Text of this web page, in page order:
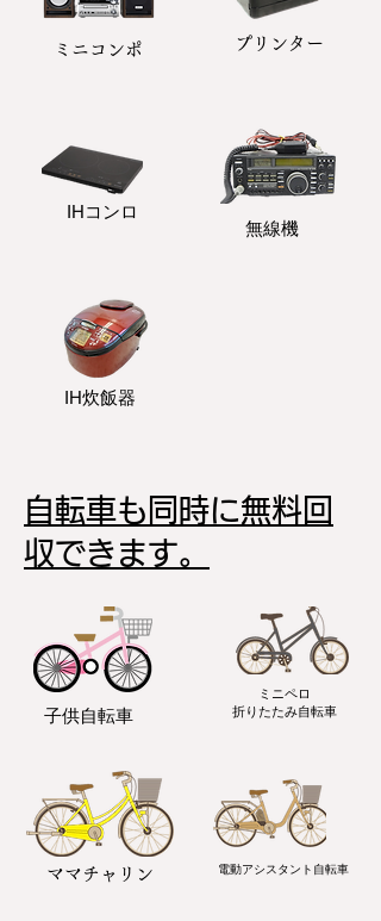
​ミニコンポ プリンター
​IHコンロ
無線機
IH炊飯器
自転車も同時に無料回
収できます。
子供自転車
ミニペロ
​折りたたみ自転車
ママチャリン 電動アシスタント自転車